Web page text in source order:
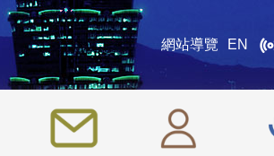
網站導覽 EN
:::